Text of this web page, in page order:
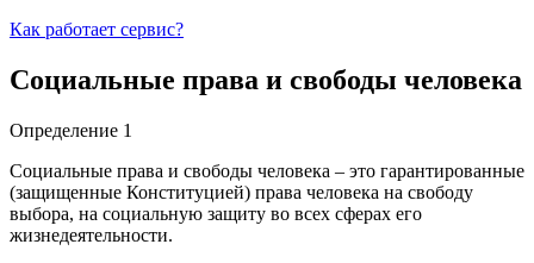
Как работает сервис?
Социальные права и свободы человека
Определение 1
Социальные права и свободы человека – это гарантированные
(защищенные Конституцией) права человека на свободу
выбора, на социальную защиту во всех сферах его
жизнедеятельности.